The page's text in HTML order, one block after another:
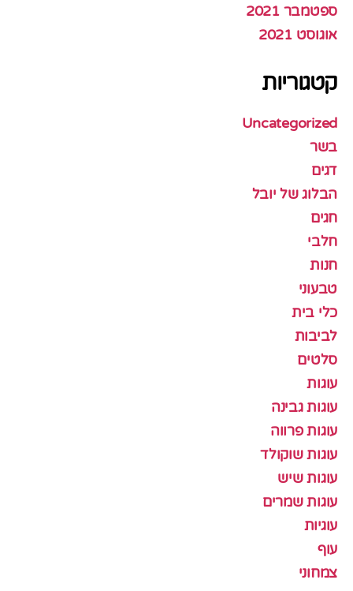
ספטמבר 2021
אוגוסט 2021
קטגוריות
Uncategorized
בשר
דגים
הבלוג של יובל
חגים
חלבי
חנות
טבעוני
כלי בית
לביבות
סלטים
עוגות
עוגות גבינה
עוגות פרווה
עוגות שוקולד
עוגות שיש
עוגות שמרים
עוגיות
עוף
צמחוני